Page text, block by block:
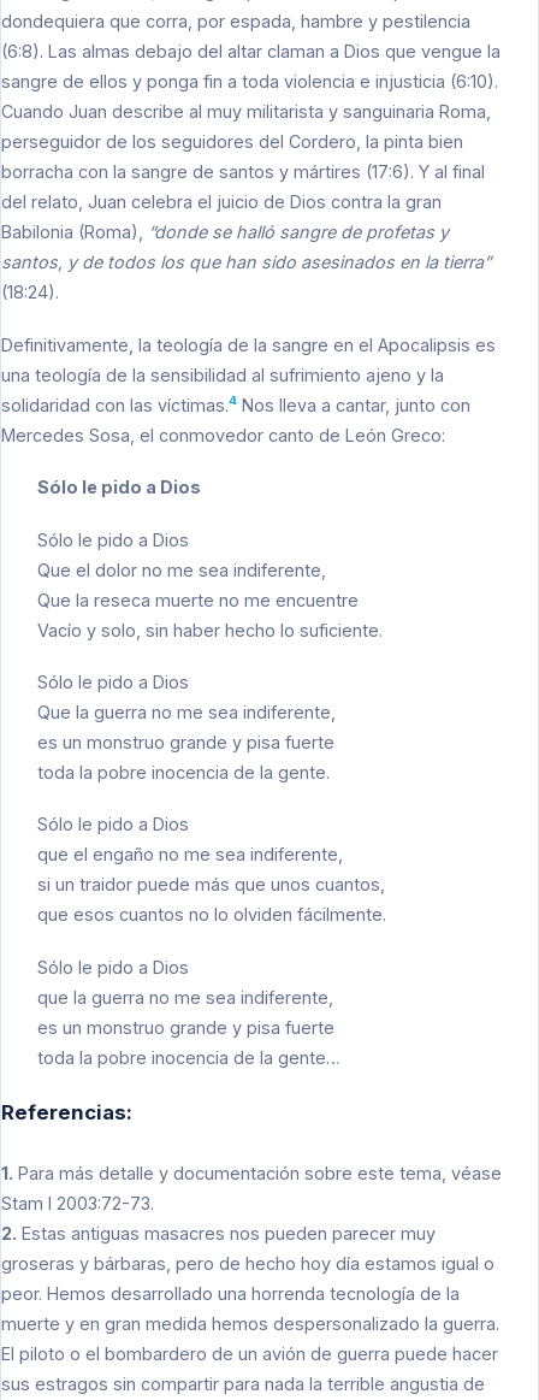
dondequiera que corra, por espada, hambre y pestilencia
(6:8). Las almas debajo del altar claman a Dios que vengue la
sangre de ellos y ponga fin a toda violencia e injusticia (6:10).
Cuando Juan describe al muy militarista y sanguinaria Roma,
perseguidor de los seguidores del Cordero, la pinta bien
borracha con la sangre de santos y mártires (17:6). Y al final
del relato, Juan celebra el juicio de Dios contra la gran
Babilonia (Roma), “donde se halló sangre de profetas y
santos, y de todos los que han sido asesinados en la tierra”
(18:24).
Definitivamente, la teología de la sangre en el Apocalipsis es
una teología de la sensibilidad al sufrimiento ajeno y la
solidaridad con las víctimas.4 Nos lleva a cantar, junto con
Mercedes Sosa, el conmovedor canto de León Greco:
Sólo le pido a Dios
Sólo le pido a Dios
Que el dolor no me sea indiferente,
Que la reseca muerte no me encuentre
Vacío y solo, sin haber hecho lo suficiente.
Sólo le pido a Dios
Que la guerra no me sea indiferente,
es un monstruo grande y pisa fuerte
toda la pobre inocencia de la gente.
Sólo le pido a Dios
que el engaño no me sea indiferente,
si un traidor puede más que unos cuantos,
que esos cuantos no lo olviden fácilmente.
Sólo le pido a Dios
que la guerra no me sea indiferente,
es un monstruo grande y pisa fuerte
toda la pobre inocencia de la gente…
Referencias:
1. Para más detalle y documentación sobre este tema, véase
Stam I 2003:72-73.
2. Estas antiguas masacres nos pueden parecer muy
groseras y bárbaras, pero de hecho hoy día estamos igual o
peor. Hemos desarrollado una horrenda tecnología de la
muerte y en gran medida hemos despersonalizado la guerra.
El piloto o el bombardero de un avión de guerra puede hacer
sus estragos sin compartir para nada la terrible angustia de